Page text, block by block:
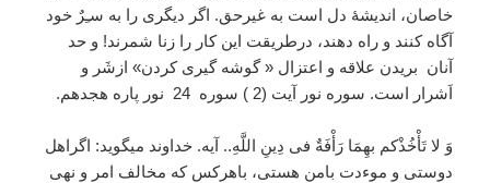
خاصان، اندیشۀ دل است به غیرحق. اگر دیگری را به سـِرٌ خود
آگاه کنند و راه دهند، درطریقت این کار را زنا شمرند! و حد
آنان بریدن علاقه و اعتزال « گوشه گیری کردن» ازشَر و
اَشرار است. سوره نور آیت (2 ) سوره 24 نور پاره هجدهم.
وَ لا تَأْخُذْكم بهِمَا رَأْفَةٌ فى دِينِ اللَّهِ.. آيه. خداوند ميگويد: اگراهل
دوستی و موءدت بامن هستی، باهرکس که مخالف امر و نهی